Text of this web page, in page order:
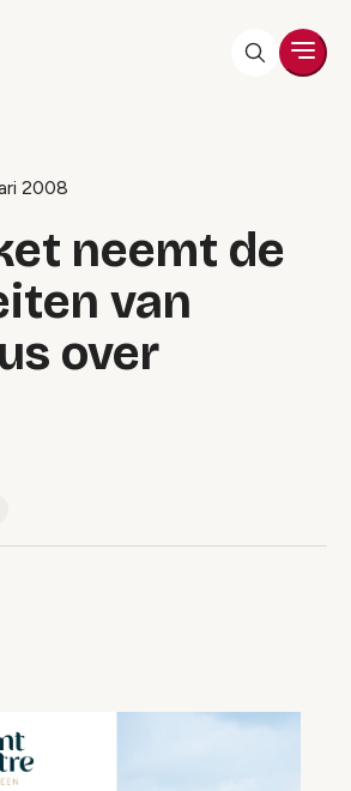
2008
neemt de
van
over